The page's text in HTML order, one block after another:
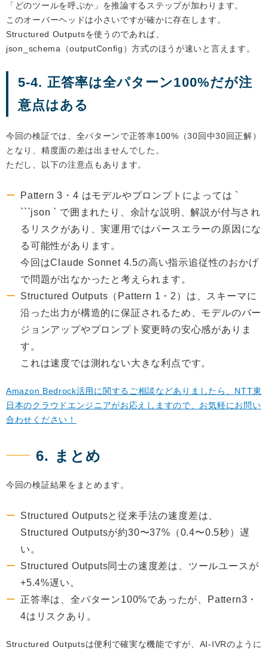
「どのツールを呼ぶか」を推論するステップが加わります。
このオーバーヘッドは小さいですが確かに存在します。
Structured Outputsを使うのであれば、
json_schema（outputConfig）方式のほうが速いと言えます。
5-4. 正答率は全パターン100%だが注
意点はある
今回の検証では、全パターンで正答率100%（30回中30回正解）
となり、精度面の差は出ませんでした。
ただし、以下の注意点もあります。
Pattern 3・4 はモデルやプロンプトによっては `
```json ` で囲まれたり、余計な説明、解説が付与され
るリスクがあり、実運用ではパースエラーの原因にな
る可能性があります。
今回はClaude Sonnet 4.5の高い指示追従性のおかげ
で問題が出なかったと考えられます。
Structured Outputs（Pattern 1・2）は、スキーマに
沿った出力が構造的に保証されるため、モデルのバー
ジョンアップやプロンプト変更時の安心感がありま
す。
これは速度では測れない大きな利点です。
Amazon Bedrock活用に関するご相談などありましたら、NTT東
日本のクラウドエンジニアがお応えしますので、お気軽にお問い
合わせください！
6. まとめ
今回の検証結果をまとめます。
Structured Outputsと従来手法の速度差は、
Structured Outputsが約30〜37%（0.4〜0.5秒）遅
い。
Structured Outputs同士の速度差は、ツールユースが
+5.4%遅い。
正答率は、全パターン100%であったが、Pattern3・
4はリスクあり。
Structured Outputsは便利で確実な機能ですが、AI-IVRのように